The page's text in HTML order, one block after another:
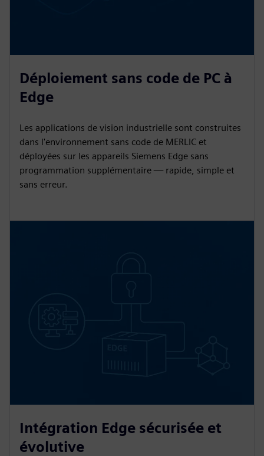
Déploiement sans code de PC à
Edge
Les applications de vision industrielle sont construites
dans l'environnement sans code de MERLIC et
déployées sur les appareils Siemens Edge sans
programmation supplémentaire — rapide, simple et
sans erreur.
Intégration Edge sécurisée et
évolutive